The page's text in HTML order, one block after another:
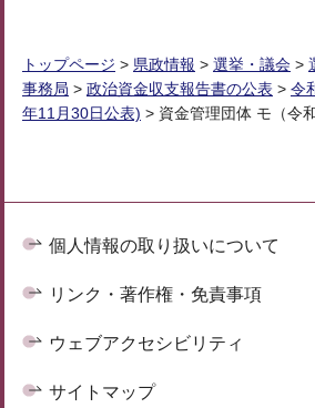
トップページ > 県政情報 > 選挙・議会 >
事務局 > 政治資金収支報告書の公表 > 令
年11月30日公表) > 資金管理団体 モ（令
個人情報の取り扱いについて
リンク・著作権・免責事項
ウェブアクセシビリティ
サイトマップ